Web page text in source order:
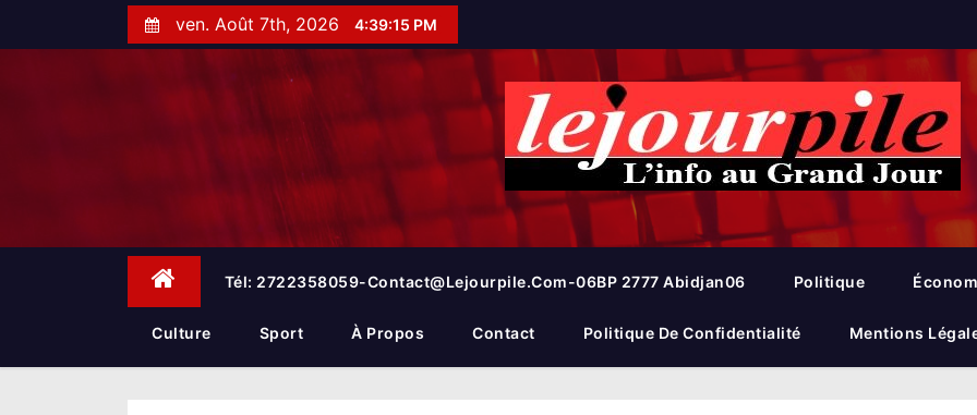
t
ven. Août 7th, 2026 4:39:16 PM
Tél: 2722358059-Contact@lejourpile.com-06BP 2777 Abidjan06 Politique
Culture Sport À Propos Contact Politique De Confidentialité Mentions